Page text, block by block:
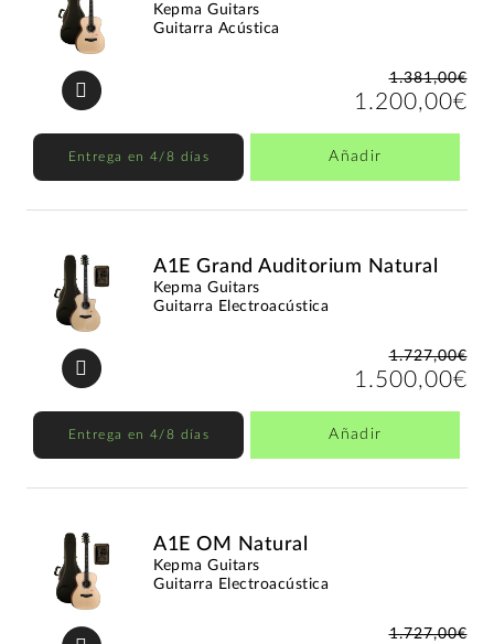
Kepma Guitars
Guitarra Acústica
1.381,00€
1.200,00€
Entrega en 4/8 días Añadir
A1E Grand Auditorium Natural
Kepma Guitars
Guitarra Electroacústica
1.727,00€
1.500,00€
Entrega en 4/8 días Añadir
A1E OM Natural
Kepma Guitars
Guitarra Electroacústica
1.727,00€